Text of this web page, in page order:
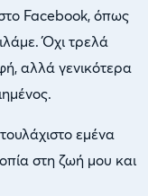
Facebook, όπως
Όχι τρελά
αλλά γενικότερα
εμένα
στη ζωή μου και